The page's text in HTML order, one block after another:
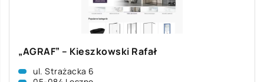
„AGRAF” – Kieszkowski Rafał
ul. Strażacka 6